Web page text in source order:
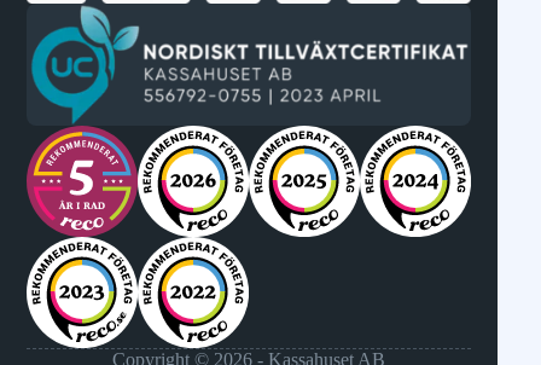
Copyright © 2026 - Kassahuset AB